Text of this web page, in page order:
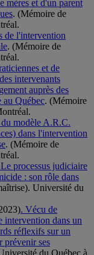
mères et d'un parent
. (Mémoire de
de l'intervention
. (Mémoire de
et de
intervenants
auprès des
au Québec. (Mémoire
modèle A.R.C.
dans l'intervention
. (Mémoire de
processus judiciaire
: son rôle dans
Université du
. Vécu de
intervention dans un
réflexifs sur un
prévenir ses
du Québec à